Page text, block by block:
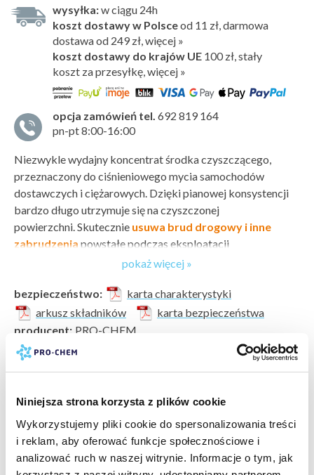
Niniejsza strona korzysta z plików cookie
Wykorzystujemy pliki cookie do spersonalizowania treści
i reklam, aby oferować funkcje społecznościowe i
analizować ruch w naszej witrynie. Informacje o tym, jak
wysyłka:w ciągu 24h
koszt dostawy w Polsceod 11 zł, darmowa
dostawa od 249 zł, więcej »
koszt dostawy do krajów UE 100 zł,stały
koszt za przesyłkę, więcej »
opcja zamówień tel. 692 819 164
pn-pt 8:00-16:00
Niezwykle wydajny koncentrat środka czyszczącego,
przeznaczony do ciśnieniowego mycia samochodów
dostawczych i ciężarowych. Dzięki pianowej konsystencji
bardzo długo utrzymuje się na czyszczonej
powierzchni. Skutecznie usuwa brud drogowy i inne
zabrudzenia powstałe podczas eksploatacji
pojazdu. Preparat przeznaczony jest do mycia
Sposób użycia
Nanieść roztwór na suchą powierzchnię, pozostawić na 1 - 3
przeprowadzać od dołu do góry, aby nie spłukać piany
z dolnych części pojazdu bez użycia ciśnienia.
Dawkowanie
stosować roztwór:
5 - 10% mycie ciśnieniowe (50 - 100 ml preparatu na
pokaż więcej »
bezpieczeństwo:
karta charakterystyki
arkusz składników
karta bezpieczeństwa
producent: PRO-CHEM
marka: PRO-CHEM
odczyn PH:
typ zabrudzenia: zabrudzenia atmosferyczne »
powierzchnia do wyczyszczenia: tworzywa sztuczne
(PCV, ratan) » plandeki » ,lakier samochodowy »
rodzaj czyszczenia: gruntowne bieżące
pokaż więcej »